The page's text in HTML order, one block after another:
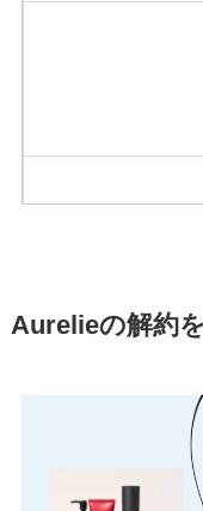
Aurelieの解約